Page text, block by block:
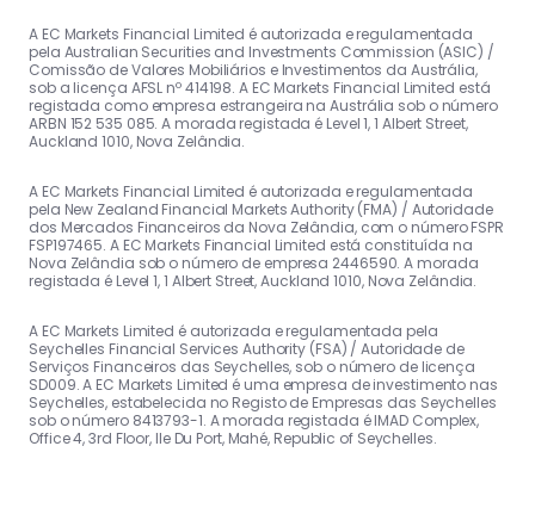
A EC Markets Financial Limited é autorizada e regulamentada
pela Australian Securities and Investments Commission (ASIC) /
Comissão de Valores Mobiliários e Investimentos da Austrália,
sob a licença AFSL nº 414198. A EC Markets Financial Limited está
registada como empresa estrangeira na Austrália sob o número
ARBN 152 535 085. A morada registada é Level 1, 1 Albert Street,
Auckland 1010, Nova Zelândia.
A EC Markets Financial Limited é autorizada e regulamentada
pela New Zealand Financial Markets Authority (FMA) / Autoridade
dos Mercados Financeiros da Nova Zelândia, com o número FSPR
FSP197465. A EC Markets Financial Limited está constituída na
Nova Zelândia sob o número de empresa 2446590. A morada
registada é Level 1, 1 Albert Street, Auckland 1010, Nova Zelândia.
A EC Markets Limited é autorizada e regulamentada pela
Seychelles Financial Services Authority (FSA) / Autoridade de
Serviços Financeiros das Seychelles, sob o número de licença
SD009. A EC Markets Limited é uma empresa de investimento nas
Seychelles, estabelecida no Registo de Empresas das Seychelles
sob o número 8413793-1. A morada registada é IMAD Complex,
Office 4, 3rd Floor, Ile Du Port, Mahé, Republic of Seychelles.